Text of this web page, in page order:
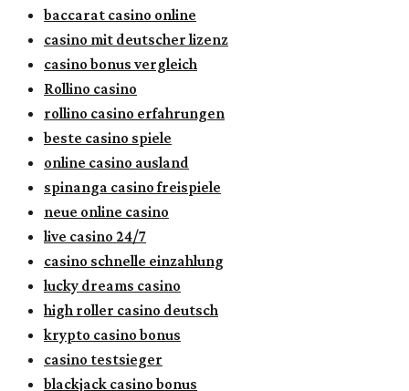
baccarat casino online
casino mit deutscher lizenz
casino bonus vergleich
Rollino casino
rollino casino erfahrungen
beste casino spiele
online casino ausland
spinanga casino freispiele
neue online casino
live casino 24/7
casino schnelle einzahlung
lucky dreams casino
high roller casino deutsch
krypto casino bonus
casino testsieger
blackjack casino bonus